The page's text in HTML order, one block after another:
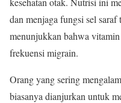
dan menjaga fungsi sel
menunjukkan bahwa
frekuensi migrain.
Orang yang sering
biasanya dianjurkan untuk